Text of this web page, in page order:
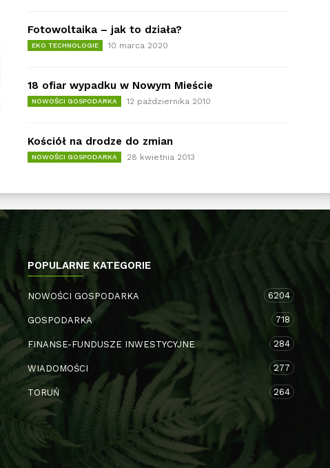
Fotowoltaika – jak to działa?
EKO TECHNOLOGIE 10 marca 2020
18 ofiar wypadku w Nowym Mieście
NOWOŚCI GOSPODARKA 12 października 2010
Kościół na drodze do zmian
NOWOŚCI GOSPODARKA 28 kwietnia 2013
POPULARNE KATEGORIE
NOWOŚCI GOSPODARKA 6204
GOSPODARKA 718
FINANSE-FUNDUSZE INWESTYCYJNE 284
WIADOMOŚCI 277
TORUŃ 264